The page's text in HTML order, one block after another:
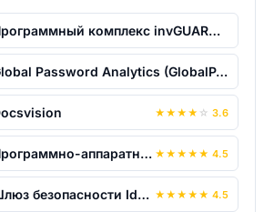
Программный комплекс invGUARD CS-SW 2....
Global Password Analytics (GlobalPA)
★ ★ ★ ★ ☆ 3.6
Программно-аппаратный комплекс "Служба... ★ ★ ★ ★ ★ 4.5
Шлюз безопасности Ideco ICS ★ ★ ★ ★ ★ 4.5